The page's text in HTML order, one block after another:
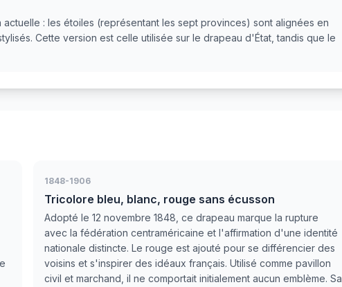
: les étoiles (représentant les sept provinces) sont alignées en
Cette version est celle utilisée sur le drapeau d'État, tandis que le
1848-1906
Tricolore bleu, blanc, rouge sans écusson
Adopté le 12 novembre 1848, ce drapeau marque la rupture
avec la fédération centraméricaine et l'affirmation d'une identité
nationale distincte. Le rouge est ajouté pour se différencier des
voisins et s'inspirer des idéaux français. Utilisé comme pavillon
civil et marchand, il ne comportait initialement aucun emblème. Sa